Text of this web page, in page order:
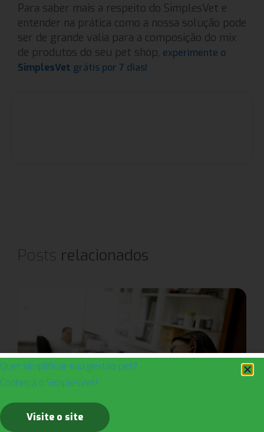
Para saber mais a respeito do SimplesVet e
entender na prática como a nossa solução pode
ser de grande valia para a composição do mix
de produtos do seu pet shop, experimente o
SimplesVet grátis por 7 dias!
Posts relacionados
Vendas
Quer simplificar sua gestão pet?
Conheça o SimplesVet!
Visite o site